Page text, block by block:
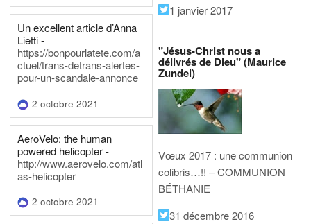
Un excellent article d’Anna
Lietti -
https://bonpourlatete.com/a
ctuel/trans-detrans-alertes-
pour-un-scandale-annonce
2 octobre 2021
AeroVelo: the human
powered helicopter -
http://www.aerovelo.com/atl
as-helicopter
2 octobre 2021
1 janvier 2017
"Jésus-Christ nous a
délivrés de Dieu" (Maurice
Zundel)
Vœux 2017 : une communion
colibris…!! – COMMUNION
BÉTHANIE
31 décembre 2016